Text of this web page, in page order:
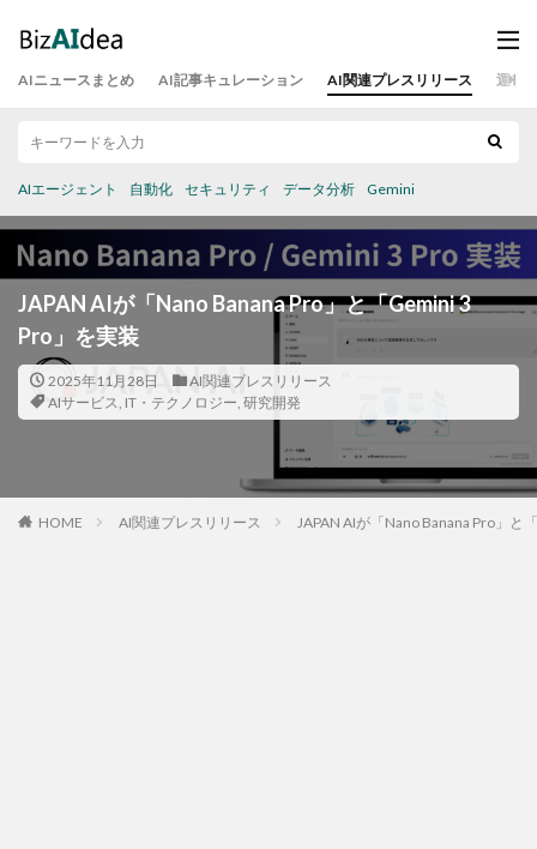
AIニュースまとめ AI記事キュレーション AI関連プレスリリース 運営
AIエージェント 自動化 セキュリティ データ分析 Gemini
JAPAN AIが「Nano Banana Pro」と「Gemini 3
Pro」を実装
2025年11月28日
AI関連プレスリリース
AIサービス, IT・テクノロジー, 研究開発
HOME AI関連プレスリリース JAPAN AIが「Nano Banana Pro」と